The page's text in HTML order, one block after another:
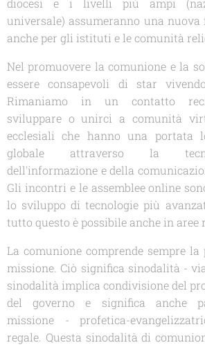
diocesi e i livelli più ampi
universale) assumeranno una nuova
anche per gli istituti e le comunità
Nel promuovere la comunione e la
essere consapevoli di star
Rimaniamo in un contatto
sviluppare o unirci a comunità
ecclesiali che hanno una portata
globale attraverso la
dell'informazione e della
Gli incontri e le assemblee online
lo sviluppo di tecnologie più
tutto questo è possibile anche in aree
La comunione comprende sempre la
missione. Ciò significa sinodalità -
sinodalità implica condivisione del
del governo e significa anche
missione - profetica-
regale. Questa sinodalità di